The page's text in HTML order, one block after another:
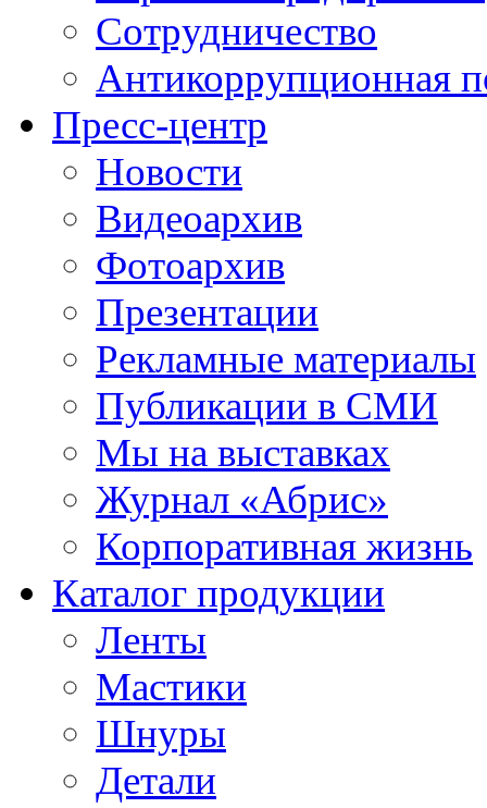
Сотрудничество
Антикоррупционная
Пресс-центр
Новости
Видеоархив
Фотоархив
Презентации
Рекламные материалы
Публикации в СМИ
Мы на выставках
Журнал «Абрис»
Корпоративная жизнь
Каталог продукции
Ленты
Мастики
Шнуры
Детали